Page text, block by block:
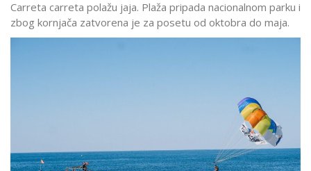
Carreta carreta polažu jaja. Plaža pripada nacionalnom parku i
zbog kornjača zatvorena je za posetu od oktobra do maja.